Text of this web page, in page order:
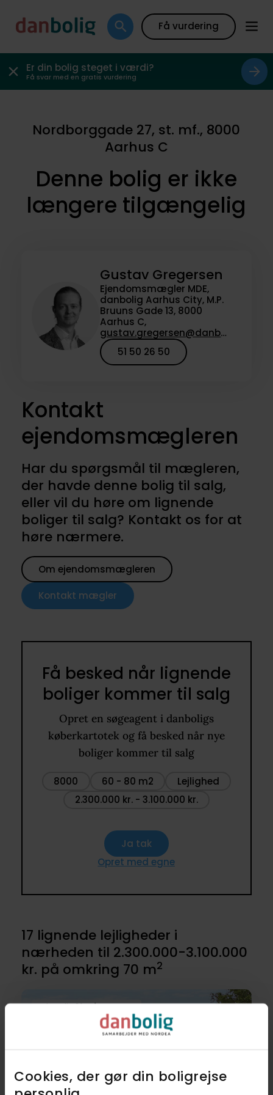
Cookies, der gør din boligrejse
Få vurdering
Er din bolig steget i værdi?
Få svar med en gratis vurdering
Nordborggade 27, st. mf., 8000
Aarhus C
Denne bolig er ikke
længere tilgængelig
Gustav Gregersen
Ejendomsmægler MDE,
danbolig Aarhus City, M.P.
Bruuns Gade 13, 8000
Aarhus C,
gustav.gregersen@danbolig.dk
51 50 26 50
Kontakt
ejendomsmægleren
Har du spørgsmål til mægleren,
der havde denne bolig til salg,
eller vil du høre om lignende
boliger til salg? Kontakt os for at
høre nærmere.
Om ejendomsmægleren
Kontakt mægler
Få besked når lignende
boliger kommer til salg
Opret en søgeagent i danboligs
køberkartotek og få besked når nye
boliger kommer til salg
8000 60 - 80 m2
Lejlighed
2.300.000 kr. - 3.100.000 kr.
Ja tak
Opret med egne
17 lignende lejligheder i
nærheden til 2.300.000-3.100.000
kr. på omkring 70 m2
Delevenlig 2ér på Langenæs